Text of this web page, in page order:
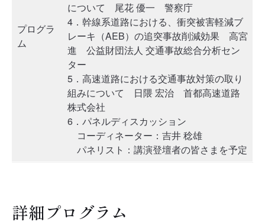
プログラ
ム
について 尾花 優一 警察庁
4．幹線系道路における、衝突被害軽減ブ
レーキ（AEB）の追突事故削減効果 高宮
進 公益財団法人 交通事故総合分析セン
ター
5．高速道路における交通事故対策の取り
組みについて 日隈 宏治 首都高速道路
株式会社
6．パネルディスカッション
コーディネーター：吉井 稔雄
パネリスト：講演登壇者の皆さまを予定
詳細プログラム